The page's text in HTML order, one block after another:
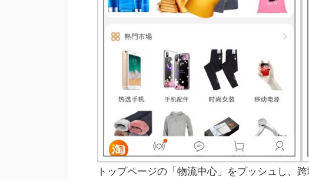
トップページの「物流中心」をプッシュし、